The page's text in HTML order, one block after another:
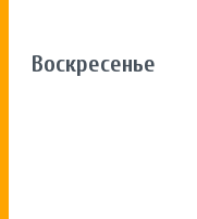
Воскресенье